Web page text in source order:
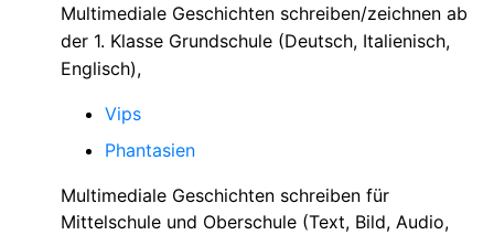
Multimediale Geschichten schreiben/zeichnen ab
der 1. Klasse Grundschule (Deutsch, Italienisch,
Englisch),
Vips
Phantasien
Multimediale Geschichten schreiben für
Mittelschule und Oberschule (Text, Bild, Audio,